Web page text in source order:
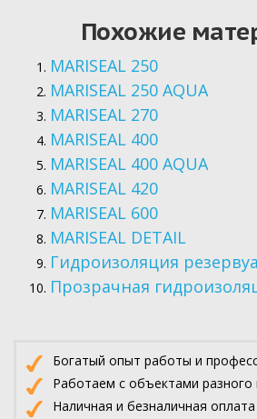
Похожие
MARISEAL 250
MARISEAL 250 AQUA
MARISEAL 270
MARISEAL 400
MARISEAL 400 AQUA
MARISEAL 420
MARISEAL 600
MARISEAL DETAIL
Гидроизоляция
Прозрачная
Богатый опыт работы и
Работаем с объектами разного
Наличная и безналичная оплата